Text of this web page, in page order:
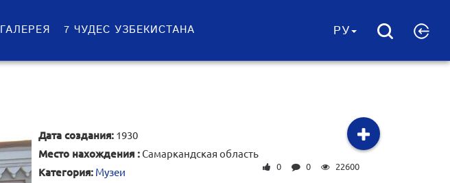
ГАЛЕРЕЯ 7 ЧУДЕС УЗБЕКИСТАНА РУ
Дата создания:1930
Место нахождения :Самаркандская область
Категория: Музеи
0 0 22600